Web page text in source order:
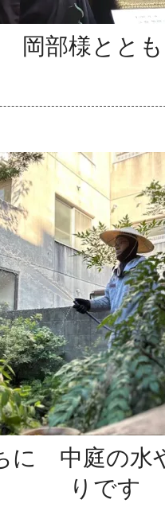
岡部様とと
に 中庭の
りです